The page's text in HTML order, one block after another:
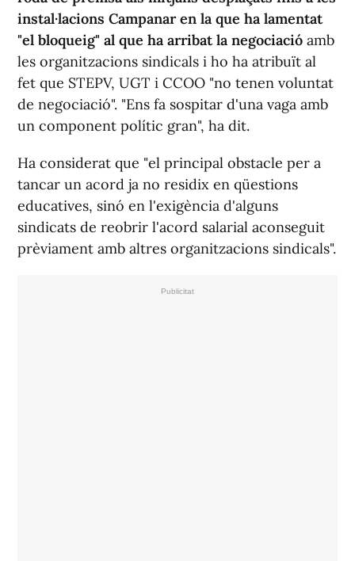
instal·lacions Campanar en la que ha lamentat
"el bloqueig" al que ha arribat la negociació amb
les organitzacions sindicals i ho ha atribuït al
fet que STEPV, UGT i CCOO "no tenen voluntat
de negociació". "Ens fa sospitar d'una vaga amb
un component polític gran", ha dit.
Ha considerat que "el principal obstacle per a
tancar un acord ja no residix en qüestions
educatives, sinó en l'exigència d'alguns
sindicats de reobrir l'acord salarial aconseguit
prèviament amb altres organitzacions sindicals".